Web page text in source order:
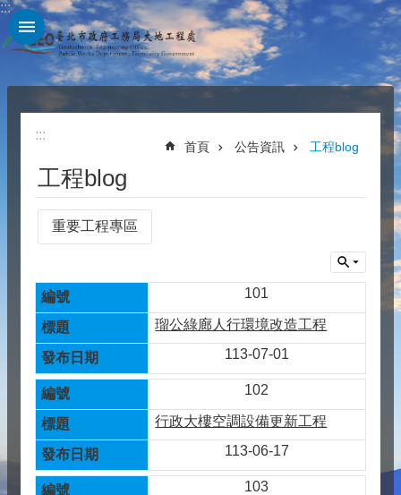
跳到主要內容區塊
:::
:::
首頁 公告資訊 工程blog
工程blog
重要工程專區
101
瑠公綠廊人行環境改造工程
113-07-01
102
行政大樓空調設備更新工程
113-06-17
103